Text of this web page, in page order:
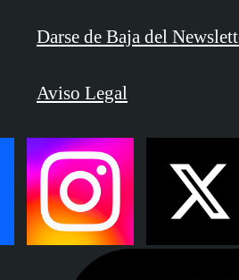
Darse de Baja del
Aviso Legal